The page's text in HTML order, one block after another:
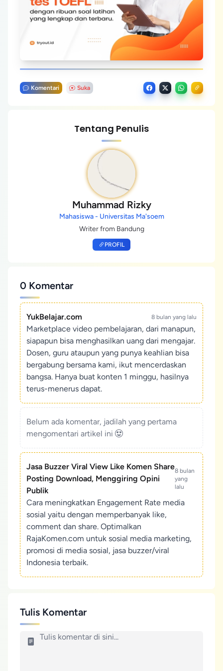
Komentari Suka
Tentang Penulis
Muhammad Rizky
Mahasiswa - Universitas Ma'soem
Writer from Bandung
PROFIL
0 Komentar
YukBelajar.com 8 bulan yang lalu
Marketplace video pembelajaran, dari manapun,
siapapun bisa menghasilkan uang dari mengajar.
Dosen, guru ataupun yang punya keahlian bisa
bergabung bersama kami, ikut mencerdaskan
bangsa. Hanya buat konten 1 minggu, hasilnya
terus-menerus dapat.
Belum ada komentar, jadilah yang pertama
mengomentari artikel ini
Jasa Buzzer Viral View Like Komen Share
Posting Download, Menggiring Opini
Publik
8 bulan
yang
lalu
Cara meningkatkan Engagement Rate media
sosial yaitu dengan memperbanyak like,
comment dan share. Optimalkan
RajaKomen.com untuk sosial media marketing,
promosi di media sosial, jasa buzzer/viral
Indonesia terbaik.
Tulis Komentar